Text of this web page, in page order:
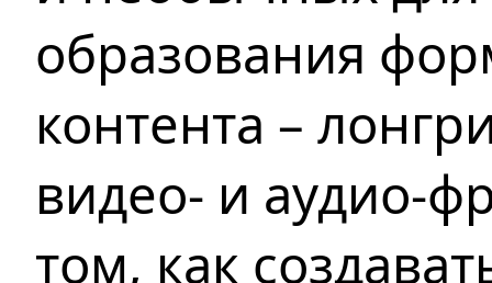
образования
контента –
видео- и аудио-
том, как